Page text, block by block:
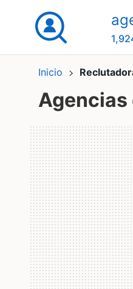
Inicio
Agencias